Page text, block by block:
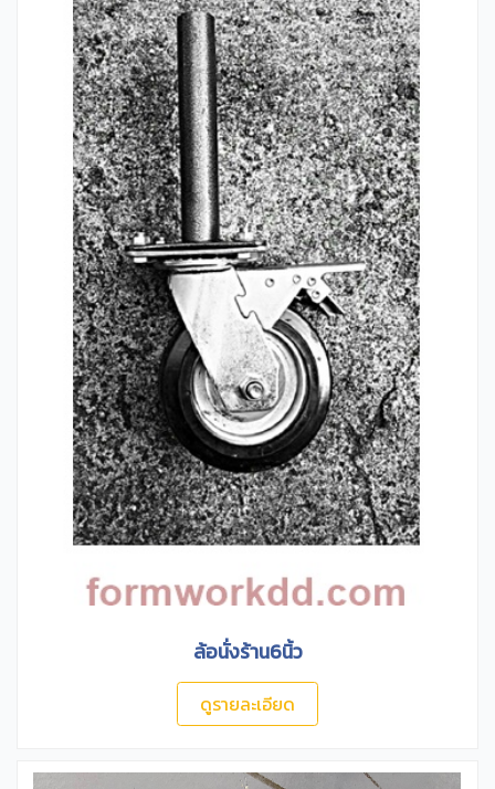
ล้อนั่งร้าน6นิ้ว
ดูรายละเอียด